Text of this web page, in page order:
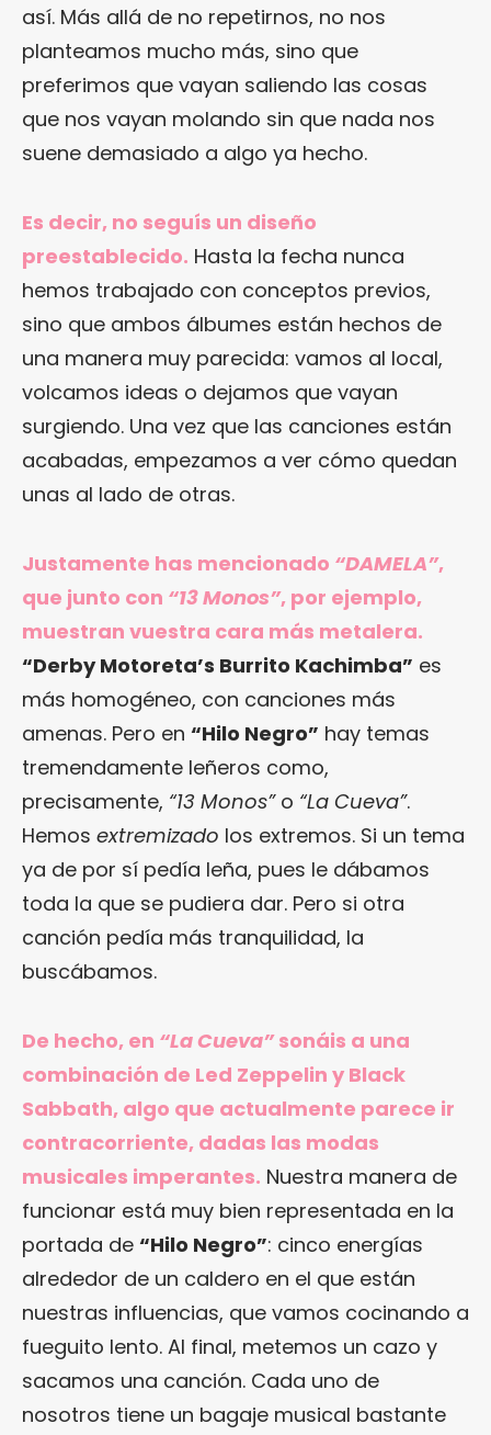
así. Más allá de no repetirnos, no nos
planteamos mucho más, sino que
preferimos que vayan saliendo las cosas
que nos vayan molando sin que nada nos
suene demasiado a algo ya hecho.
Es decir, no seguís un diseño
preestablecido. Hasta la fecha nunca
hemos trabajado con conceptos previos,
sino que ambos álbumes están hechos de
una manera muy parecida: vamos al local,
volcamos ideas o dejamos que vayan
surgiendo. Una vez que las canciones están
acabadas, empezamos a ver cómo quedan
unas al lado de otras.
Justamente has mencionado “DAMELA”,
que junto con “13 Monos”, por ejemplo,
muestran vuestra cara más metalera.
“Derby Motoreta’s Burrito Kachimba” es
más homogéneo, con canciones más
amenas. Pero en “Hilo Negro” hay temas
tremendamente leñeros como,
precisamente, “13 Monos”o “La Cueva”.
Hemos extremizado los extremos. Si un tema
ya de por sí pedía leña, pues le dábamos
toda la que se pudiera dar. Pero si otra
canción pedía más tranquilidad, la
buscábamos.
De hecho, en “La Cueva”sonáis a una
combinación de Led Zeppelin y Black
Sabbath, algo que actualmente parece ir
contracorriente, dadas las modas
musicales imperantes. Nuestra manera de
funcionar está muy bien representada en la
portada de “Hilo Negro”: cinco energías
alrededor de un caldero en el que están
nuestras influencias, que vamos cocinando a
fueguito lento. Al final, metemos un cazo y
sacamos una canción. Cada uno de
nosotros tiene un bagaje musical bastante